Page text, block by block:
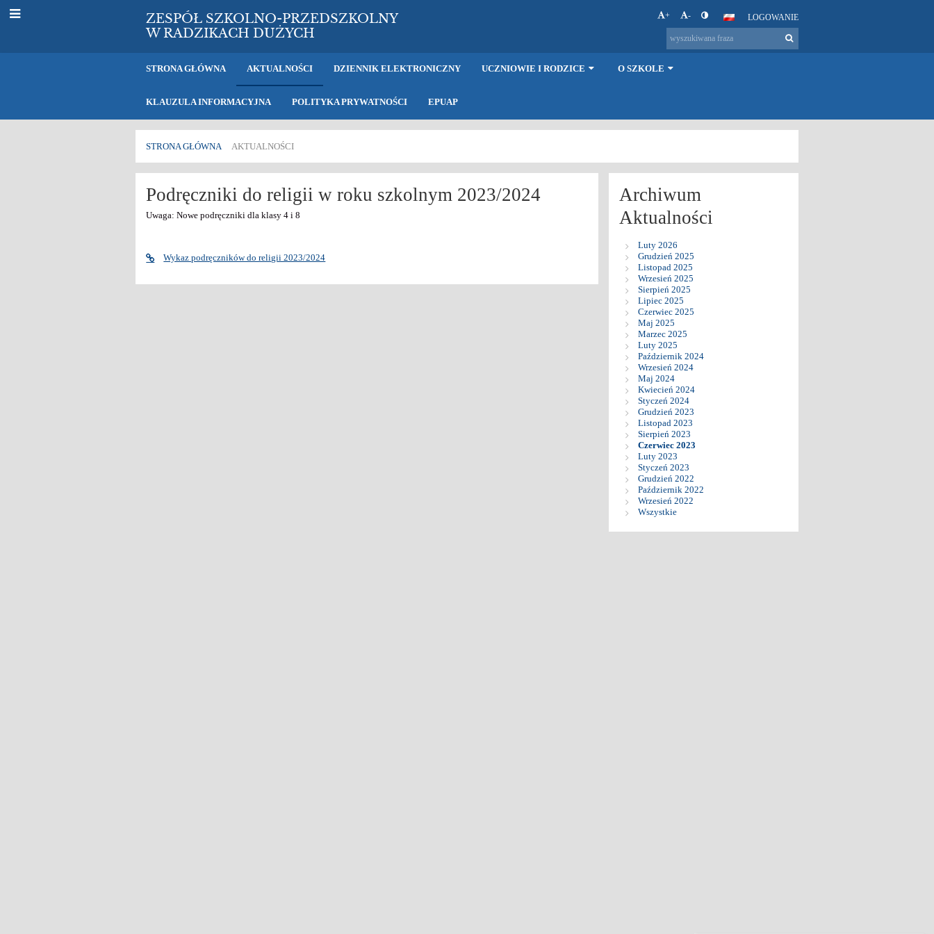
ZESPÓŁ SZKOLNO-PRZEDSZKOLNY
W RADZIKACH DUŻYCH
+ - LOGOWANIE
STRONA GŁÓWNA AKTUALNOŚCI DZIENNIK ELEKTRONICZNY UCZNIOWIE I RODZICE O SZKOLE
KLAUZULA INFORMACYJNA POLITYKA PRYWATNOŚCI EPUAP
STRONA GŁÓWNA AKTUALNOŚCI
Aktualności
Podręczniki do religii w roku szkolnym 2023/2024
Uwaga: Nowe podręczniki dla klasy 4 i 8
Wykaz podręczników do religii 2023/2024
Archiwum
Aktualności
Luty 2026
Grudzień 2025
Listopad 2025
Wrzesień 2025
Sierpień 2025
Lipiec 2025
Czerwiec 2025
Maj 2025
Marzec 2025
Luty 2025
Październik 2024
Wrzesień 2024
Maj 2024
Kwiecień 2024
Styczeń 2024
Grudzień 2023
Listopad 2023
Sierpień 2023
Czerwiec 2023
Luty 2023
Styczeń 2023
Grudzień 2022
Październik 2022
Wrzesień 2022
Wszystkie